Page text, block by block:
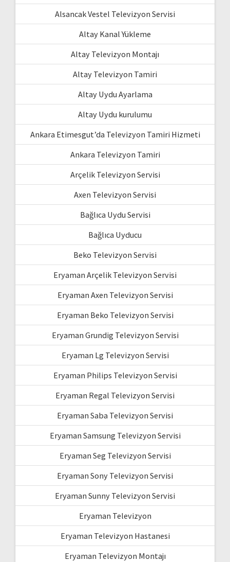
Alsancak Vestel Televizyon Servisi
Altay Kanal Yükleme
Altay Televizyon Montajı
Altay Televizyon Tamiri
Altay Uydu Ayarlama
Altay Uydu kurulumu
Ankara Etimesgut’da Televizyon Tamiri Hizmeti
Ankara Televizyon Tamiri
Arçelik Televizyon Servisi
Axen Televizyon Servisi
Bağlıca Uydu Servisi
Bağlıca Uyducu
Beko Televizyon Servisi
Eryaman Arçelik Televizyon Servisi
Eryaman Axen Televizyon Servisi
Eryaman Beko Televizyon Servisi
Eryaman Grundig Televizyon Servisi
Eryaman Lg Televizyon Servisi
Eryaman Philips Televizyon Servisi
Eryaman Regal Televizyon Servisi
Eryaman Saba Televizyon Servisi
Eryaman Samsung Televizyon Servisi
Eryaman Seg Televizyon Servisi
Eryaman Sony Televizyon Servisi
Eryaman Sunny Televizyon Servisi
Eryaman Televizyon
Eryaman Televizyon Hastanesi
Eryaman Televizyon Montajı